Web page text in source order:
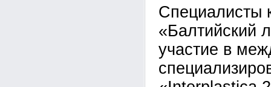
Специалисты
«Балтийский
участие в